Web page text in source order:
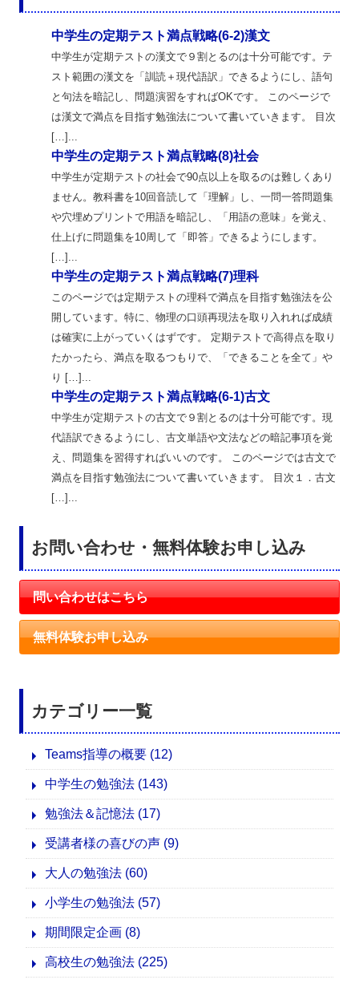
中学生の定期テスト満点戦略(6-2)漢文
中学生が定期テストの漢文で９割とるのは十分可能です。テ
スト範囲の漢文を「訓読＋現代語訳」できるようにし、語句
と句法を暗記し、問題演習をすればOKです。 このページで
は漢文で満点を目指す勉強法について書いていきます。 目次
[…]...
中学生の定期テスト満点戦略(8)社会
中学生が定期テストの社会で90点以上を取るのは難しくあり
ません。教科書を10回音読して「理解」し、一問一答問題集
や穴埋めプリントで用語を暗記し、「用語の意味」を覚え、
仕上げに問題集を10周して「即答」できるようにします。
[…]...
中学生の定期テスト満点戦略(7)理科
このページでは定期テストの理科で満点を目指す勉強法を公
開しています。特に、物理の口頭再現法を取り入れれば成績
は確実に上がっていくはずです。 定期テストで高得点を取り
たかったら、満点を取るつもりで、「できることを全て」や
り […]...
中学生の定期テスト満点戦略(6-1)古文
中学生が定期テストの古文で９割とるのは十分可能です。現
代語訳できるようにし、古文単語や文法などの暗記事項を覚
え、問題集を習得すればいいのです。 このページでは古文で
満点を目指す勉強法について書いていきます。 目次１．古文
[…]...
お問い合わせ・無料体験お申し込み
問い合わせはこちら
無料体験お申し込み
カテゴリー一覧
Teams指導の概要 (12)
中学生の勉強法 (143)
勉強法＆記憶法 (17)
受講者様の喜びの声 (9)
大人の勉強法 (60)
小学生の勉強法 (57)
期間限定企画 (8)
高校生の勉強法 (225)